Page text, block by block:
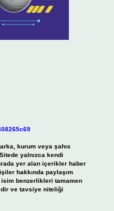
kurum veya şahıs
yalnızca kendi
yer alan içerikler haber
hakkında paylaşım
benzerlikleri tamamen
ve tavsiye niteliği